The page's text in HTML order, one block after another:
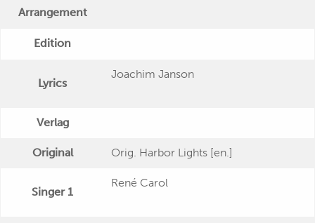
Arrangement
Edition
Lyrics
Joachim Janson
Verlag
Original Orig. Harbor Lights [en.]
Singer 1
René Carol